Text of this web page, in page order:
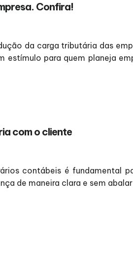
Confira!
da carga tributária das
para quem planeja
com o cliente
contábeis é fundamental
de maneira clara e sem